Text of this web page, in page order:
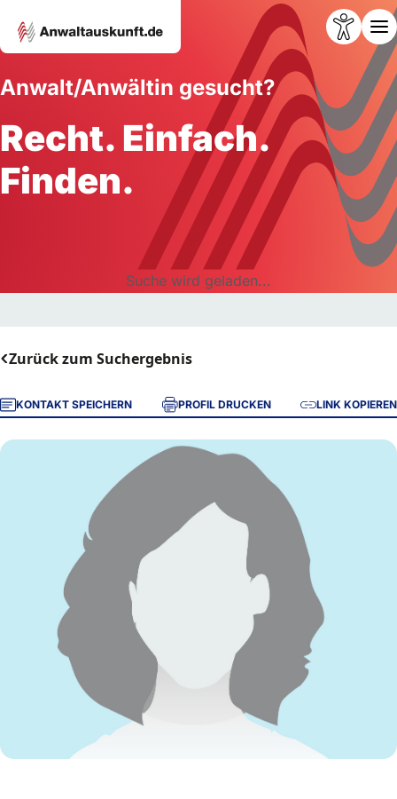
Anwalt/Anwältin gesucht?
Recht. Einfach.
Finden.
Suche wird geladen...
Zurück zum Suchergebnis
KONTAKT SPEICHERN PROFIL DRUCKEN LINK KOPIEREN